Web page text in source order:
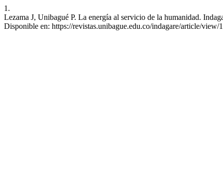
1.
Lezama J, Unibagué P. La energía al servicio de la humanidad.
Disponible en: https://revistas.unibague.edu.co/indagare/article/view/